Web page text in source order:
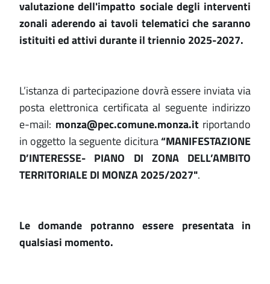
valutazione dell'impatto sociale degli interventi
zonali aderendo ai tavoli telematici che saranno
istituiti ed attivi durante il triennio 2025-2027.
L’istanza di partecipazione dovrà essere inviata via
posta elettronica certificata al seguente indirizzo
e-mail: monza@pec.comune.monza.itriportando
in oggetto la seguente dicitura“MANIFESTAZIONE
D’INTERESSE- PIANO DI ZONA DELL’AMBITO
TERRITORIALE DI MONZA 2025/2027".
Le domande potranno essere presentata in
qualsiasi momento.